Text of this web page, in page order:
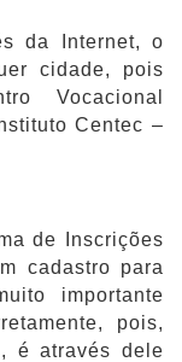
da Internet, o
cidade, pois
Vocacional
Centec –
de Inscrições
cadastro para
importante
pois,
é através dele